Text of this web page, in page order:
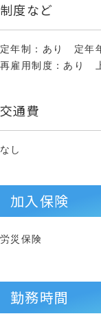
制度など
定年制：あり 定年
再雇用制度：あり
交通費
なし
加入保険
労災保険
勤務時間